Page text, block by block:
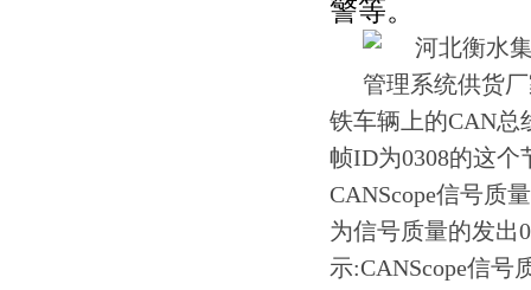
警等。
铁车辆上的CAN总
帧ID为0308的这个
CANScope信号质
为信号质量的发出
示:CANScope信号